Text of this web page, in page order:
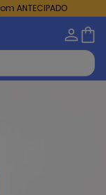
ANTECIPADO